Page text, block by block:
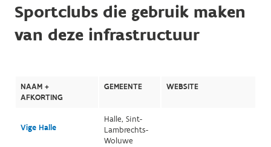
Sportclubs die gebruik maken
van deze infrastructuur
NAAM +
AFKORTING
GEMEENTE WEBSITE
Vige Halle
Halle, Sint-
Lambrechts-
Woluwe